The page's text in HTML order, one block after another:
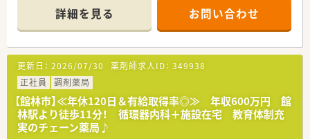
頑張り次第で高給与も可能！
■経験や勤務コースによりますが、経験の少ない方でも500万前
半スタートと業界TOP水準！
■職種や職域に合わせ、豊富な社内研修や外部組織と連携した研
修を用意されています
■薬剤師が中心の会社だからこそ活躍できるキャリアパスが多
種多様に用意されています。
■店舗拡大に伴い、エリアマネジャーや営業部長等のマネジメン
トのポジションも増えます。
■在宅や教育等の専門性を活かせるスペシャリストを目指すこ
とも可能です。
詳細を見る お問い合わせ
更新日： 2026/07/30 薬剤師求人ID： 349938
正社員
調剤薬局
【館林市】≪年休120日＆有給取得率◎≫ 年収600万円 館
林駅より徒歩11分！ 循環器内科＋施設在宅 教育体制充
実のチェーン薬局♪